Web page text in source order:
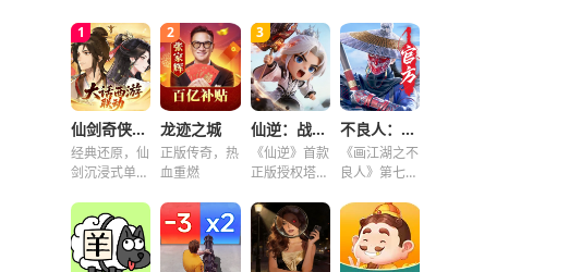
仙剑奇侠传之新的开始
经典还原，仙
剑沉浸式单机
龙迹之城
正版传奇，热
血重燃
仙逆：战天道
《仙逆》首款
正版授权塔防
不良人：破局
《画江湖之不
良人》第七季
局！